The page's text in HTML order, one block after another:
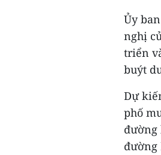
Ủy
nghị
triển
buýt
Dự
phố
đường
đường